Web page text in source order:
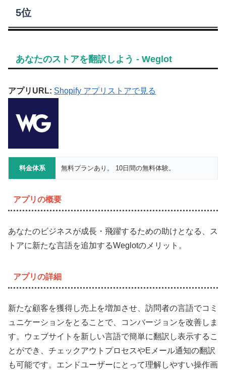
5位
あなたのストアを翻訳しよう ‑ Weglot
アプリURL: Shopify アプリストアで見る
料金体系 無料プランあり。 10日間の無料体験。
アプリの概要
あなたのビジネスが成長・飛躍するための助けとなる、ス
トアに新たな言語を追加するWeglotのメリット。
アプリの詳細
新たな顧客を獲得し売上を増加させ、訪問者の言語でコミ
ュニケーションをとることで、コンバージョンを改善しま
す。ウェブサイトを新しい言語で簡単に翻訳し表示するこ
とができ、チェックアウトプロセスやEメール通知の翻訳
も可能です。エンドユーザーにとって理解しやすい操作画